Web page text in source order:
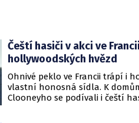
Čeští hasiči v akci ve
hollywoodských hvězd
Ohnivé peklo ve Francii trápí i
vlastní honosná sídla. K
Clooneyho se podívali i čeští